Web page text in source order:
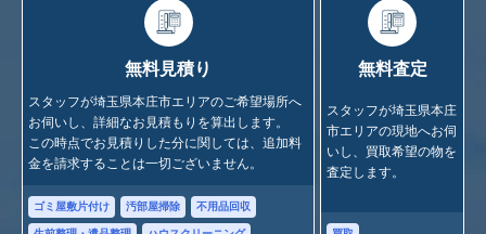
無料見積り
スタッフが埼玉県本庄市エリアのご希望場所へ
お伺いし、詳細なお見積もりを算出します。
この時点でお見積りした分に関しては、追加料
金を請求することは一切ございません。
ゴミ屋敷片付け 汚部屋掃除 不用品回収
無料査定
スタッフが埼玉県本庄
市エリアの現地へお伺
いし、買取希望の物を
査定します。